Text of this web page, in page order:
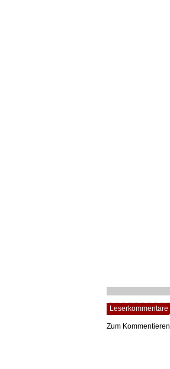
Leserkommentare
Zum Kommentieren